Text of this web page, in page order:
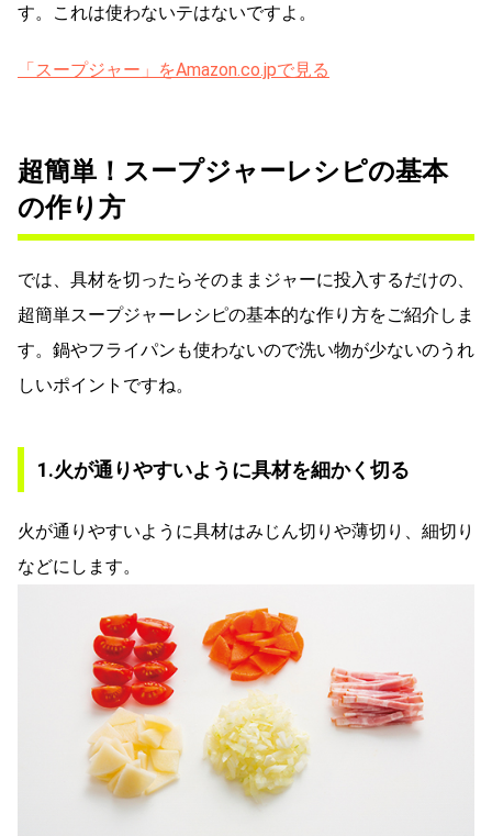
す。これは使わないテはないですよ。
「スープジャー」をAmazon.co.jpで見る
超簡単！スープジャーレシピの基本
の作り方
では、具材を切ったらそのままジャーに投入するだけの、
超簡単スープジャーレシピの基本的な作り方をご紹介しま
す。鍋やフライパンも使わないので洗い物が少ないのうれ
しいポイントですね。
1.火が通りやすいように具材を細かく切る
火が通りやすいように具材はみじん切りや薄切り、細切り
などにします。